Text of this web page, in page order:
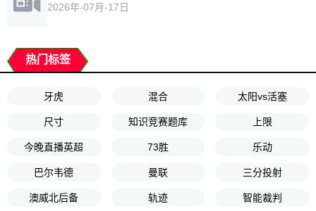
2026年-07月-17日
热门标签
牙虎 混合 太阳vs活塞
尺寸 知识竞赛题库 上限
今晚直播英超 73胜 乐动
巴尔韦德 曼联 三分投射
澳威北后备 轨迹 智能裁判